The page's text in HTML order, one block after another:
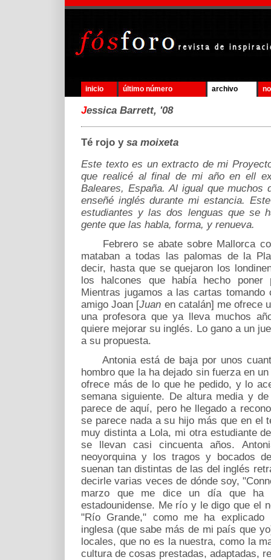
inicio último número archivo
Jessica Barrett, '08
Té rojo y sa moixeta
Este texto es un extracto de mi
que realicé al final de mi año en ell
Baleares, España. Al igual que muchos
enseñé inglés durante mi estancia.
estudiantes y las dos lenguas que se
gente que las habla, forma, y renueva.
Febrero se abate sobre Mallorca
mataban a todas las palomas de la
decir, hasta que se quejaron los
los halcones que había hecho poner
Mientras jugamos a las cartas
amigo Joan [Juan en catalán] me ofrece
una profesora que ya lleva muchos
quiere mejorar su inglés. Lo gano a un
a su propuesta.
Antonia está de baja por unos
hombro que la ha dejado sin fuerza en
ofrece más de lo que he pedido, y lo
semana siguiente. De altura media y
parece de aquí, pero he llegado a
se parece nada a su hijo más que en el
muy distinta a Lola, mi otra estudiante
se llevan casi cincuenta años.
neoyorquina y los tragos y bocados
suenan tan distintas de las del inglés
decirle varias veces de dónde soy,
marzo que me dice un día que ha
estadounidense. Me río y le digo que el
"Río Grande," como me ha explicado
inglesa (que sabe más de mi país que
locales, que no es la nuestra, como la
cultura de cosas prestadas, adaptadas,